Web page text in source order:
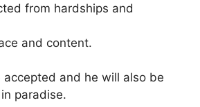
from hardships and
and content.
accepted and he will also be
paradise.